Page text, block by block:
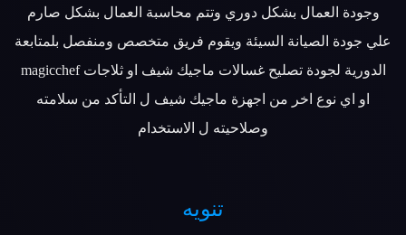
وجودة العمال بشكل دوري وتتم محاسبة العمال بشكل صارم
علي جودة الصيانة السيئة ويقوم فريق متخصص ومنفصل بلمتابعة
الدورية لجودة تصليح غسالات ماجيك شيف او ثلاجات magicchef
او اي نوع اخر من اجهزة ماجيك شيف ل التأكد من سلامته
وصلاحيته ل الاستخدام
تنويه